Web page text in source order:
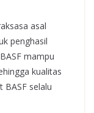
asal
penghasil
mampu
kualitas
selalu